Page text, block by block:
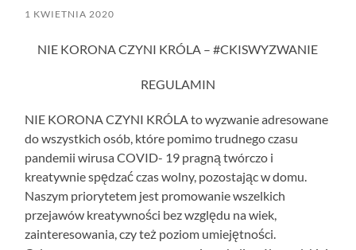
1 KWIETNIA 2020
NIE KORONA CZYNI KRÓLA – #CKISWYZWANIE
REGULAMIN
NIE KORONA CZYNI KRÓLA to wyzwanie adresowane
do wszystkich osób, które pomimo trudnego czasu
pandemii wirusa COVID- 19 pragną twórczo i
kreatywnie spędzać czas wolny, pozostając w domu.
Naszym priorytetem jest promowanie wszelkich
przejawów kreatywności bez względu na wiek,
zainteresowania, czy też poziom umiejętności.